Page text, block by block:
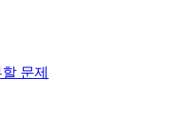
문제